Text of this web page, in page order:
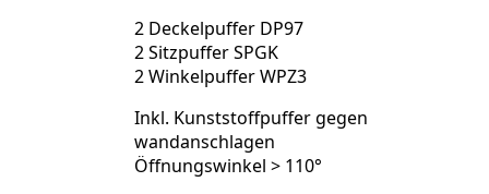
2 Deckelpuffer DP97
2 Sitzpuffer SPGK
2 Winkelpuffer WPZ3
Inkl. Kunststoffpuffer gegen
wandanschlagen
Öffnungswinkel > 110°